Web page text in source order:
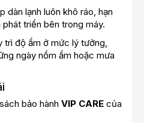
dàn lạnh luôn khô ráo, hạn
triển bên trong máy.
trì độ ẩm ở mức lý tưởng,
ngày nồm ẩm hoặc mưa
bảo hành VIP CARE của